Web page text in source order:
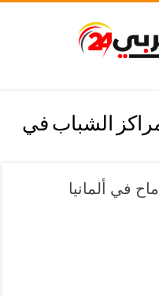
الشباب في